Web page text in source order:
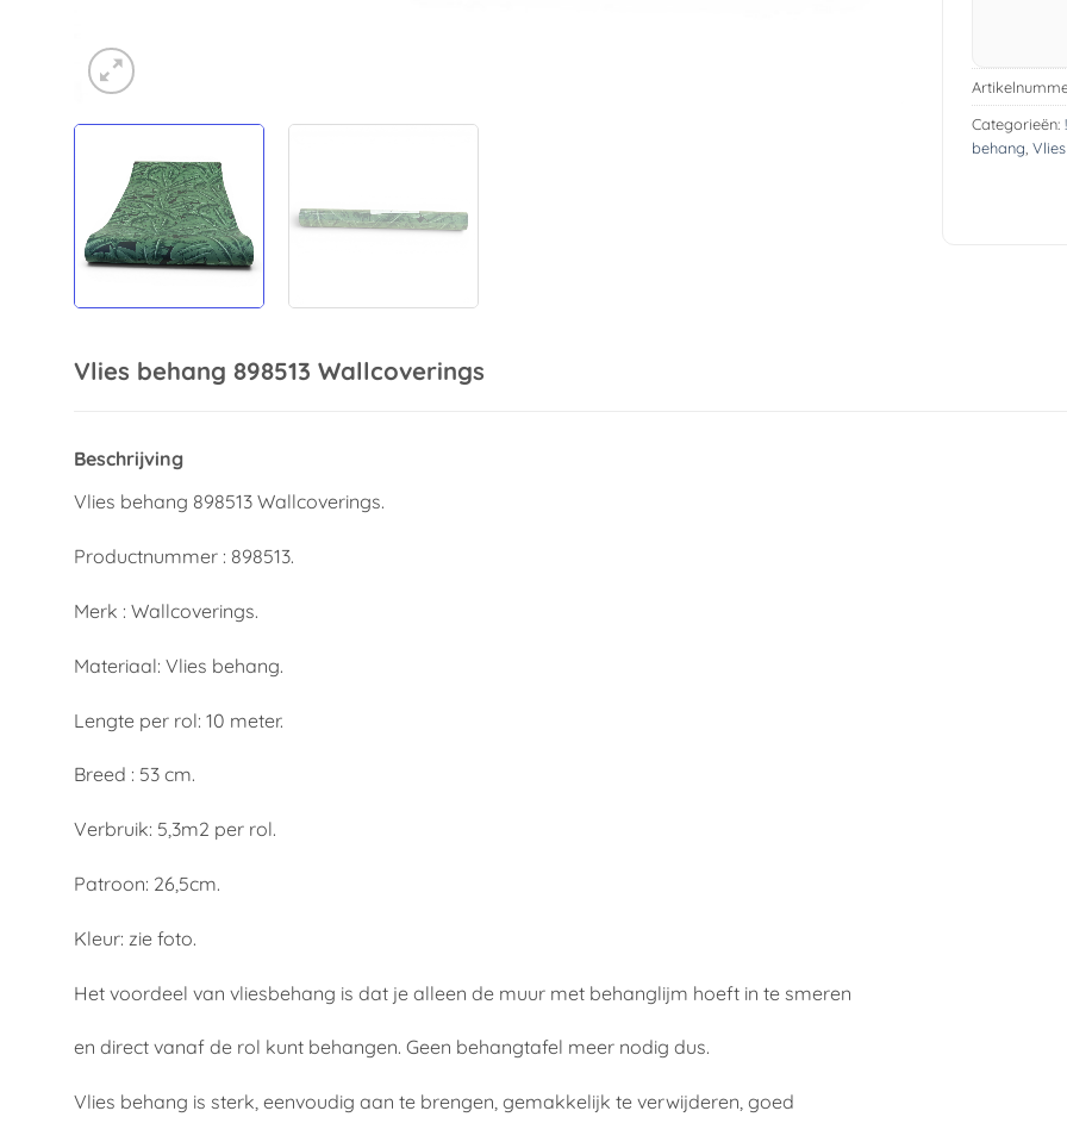
Categorieën:
behang
Vlies behang 898513 Wallcoverings
Beschrijving
Vlies behang 898513 Wallcoverings.
Productnummer : 898513.
Merk : Wallcoverings.
Materiaal: Vlies behang.
Lengte per rol: 10 meter.
Breed : 53 cm.
Verbruik: 5,3m2 per rol.
Patroon: 26,5cm.
Kleur: zie foto.
Het voordeel van vliesbehang is dat je alleen de muur met behanglijm hoeft in te smeren
en direct vanaf de rol kunt behangen. Geen behangtafel meer nodig dus.
Vlies behang is sterk, eenvoudig aan te brengen, gemakkelijk te verwijderen, goed